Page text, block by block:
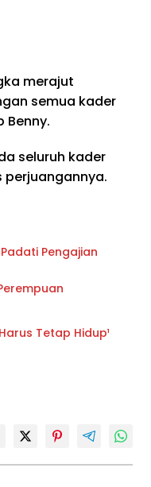
merajut
semua kader
Benny.
seluruh kader
perjuangannya.
Pengajian
Tetap Hidup¹